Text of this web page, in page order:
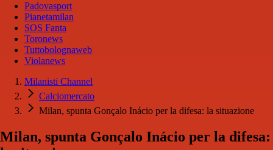
Padovasport
Pianetamilan
SOS Fanta
Toronews
Tuttobolognaweb
Violanews
Milanisti Channel
Calciomercato
Milan, spunta Gonçalo Inácio per la difesa: la situazione
Milan, spunta Gonçalo Inácio per la difesa: